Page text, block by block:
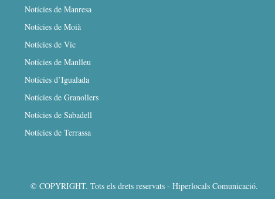
Notícies de Manresa
Notícies de Moià
Notícies de Vic
Notícies de Manlleu
Notícies d’Igualada
Notícies de Granollers
Notícies de Sabadell
Notícies de Terrassa
© COPYRIGHT. Tots els drets reservats - Hiperlocals Comunicació.